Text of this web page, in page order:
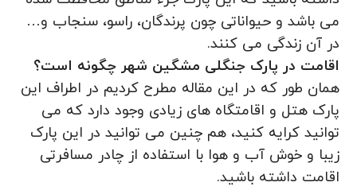
می باشد و حیواناتی چون پرندگان، راسو، سنجاب و…
در آن زندگی می کنند.
اقامت در پارک جنگلی مشگین شهر چگونه است؟
همان طور که در این مقاله مطرح کردیم در اطراف این
پارک هتل و اقامتگاه های زیادی وجود دارد که می
توانید کرایه کنید، هم چنین می توانید در این پارک
زیبا و خوش آب و هوا با استفاده از چادر مسافرتی
اقامت داشته باشید.